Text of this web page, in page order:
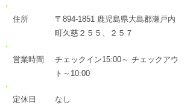
住所
〒894-1851 鹿児島県大島郡瀬戸内
町久慈２５５、２５７
営業時間
チェックイン15:00～ チェックアウ
ト～10:00
定休日 なし